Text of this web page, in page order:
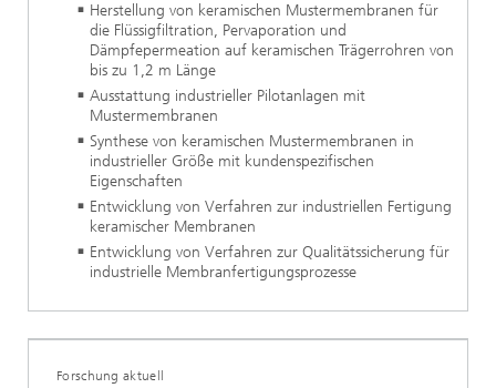
Herstellung von keramischen Mustermembranen für
die Flüssigfiltration, Pervaporation und
Dämpfepermeation auf keramischen Trägerrohren von
bis zu 1,2 m Länge
Ausstattung industrieller Pilotanlagen mit
Mustermembranen
Synthese von keramischen Mustermembranen in
industrieller Größe mit kundenspezifischen
Eigenschaften
Entwicklung von Verfahren zur industriellen Fertigung
keramischer Membranen
Entwicklung von Verfahren zur Qualitätssicherung für
industrielle Membranfertigungsprozesse
Forschung aktuell